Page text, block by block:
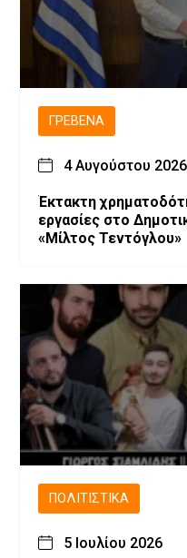
ΓΡΕΒΕΝΆ
4 Αυγούστου 2026
Έκτακτη
εργασίες στο
«Μίλτος Τεντόγλου»
ΠΟΛΙΤΙΣΤΙΚΆ
5 Ιουλίου 2026